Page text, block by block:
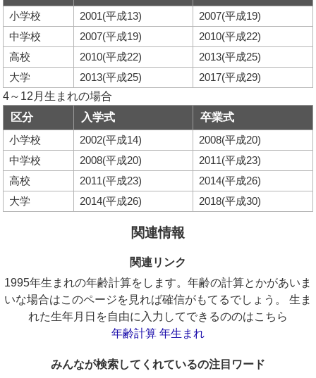
小学校
2001(平成13)
2007(平成19)
中学校
2007(平成19)
2010(平成22)
高校
2010(平成22)
2013(平成25)
大学
2013(平成25)
2017(平成29)
4～12月生まれの場合
区分
入学式
卒業式
小学校
2002(平成14)
2008(平成20)
中学校
2008(平成20)
2011(平成23)
高校
2011(平成23)
2014(平成26)
大学
2014(平成26) 2018(平成30)
関連情報
関連リンク
1995年生まれの年齢計算をします。年齢の計算とかがあいま
いな場合はこのページを見れば確信がもてるでしょう。 生ま
れた生年月日を自由に入力してできるののはこちら
年齢計算 年生まれ
みんなが検索してくれているの注目ワード